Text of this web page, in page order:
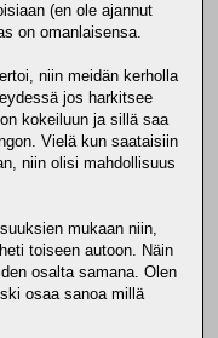
(en ole ajannut
on omanlaisensa.
niin meidän kerholla
jos harkitsee
kokeiluun ja sillä saa
Vielä kun saataisiin
niin olisi mahdollisuus
mukaan niin,
toiseen autoon. Näin
osalta samana. Olen
osaa sanoa millä